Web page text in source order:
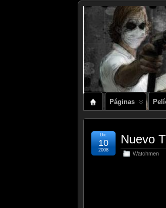
Páginas
Nuevo
Watchmen
Dic
10
2008